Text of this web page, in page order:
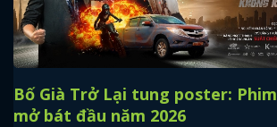
Bố Già Trở Lại tung poster:
mở bát đầu năm 2026